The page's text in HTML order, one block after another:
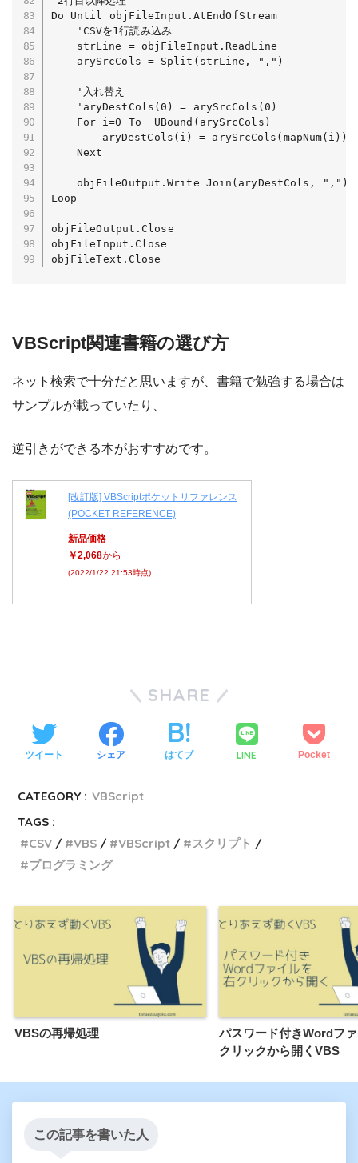
Do Until objFileInput.AtEndOfStream
Loop
objFileOutput.Close
objFileInput.Close
objFileText.Close
VBScript関連書籍の選び方
ネット検索で十分だと思いますが、書籍で勉強する場合は
サンプルが載っていたり、
逆引きができる本がおすすめです。
[改訂版] VBScriptポケットリファレンス
(POCKET REFERENCE)
新品価格
￥2,068から
(2022/1/22 21:53時点)
SHARE
ツイート シェア はてブ LINE Pocket
CATEGORY : VBScript
TAGS :
CSV
VBS VBScript
スクリプト
プログラミング
VBSの再帰処理
パスワード付きWordフ
クリックから開くVBS
この記事を書いた人